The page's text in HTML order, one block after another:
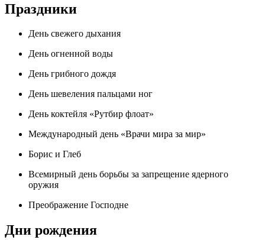
Праздники
День свежего дыхания
День огненной воды
День грибного дождя
День шевеления пальцами ног
День коктейля «Рутбир флоат»
Международный день «Врачи мира за мир»
Борис и Глеб
Всемирный день борьбы за запрещение ядерного
оружия
Преображение Господне
Дни рождения